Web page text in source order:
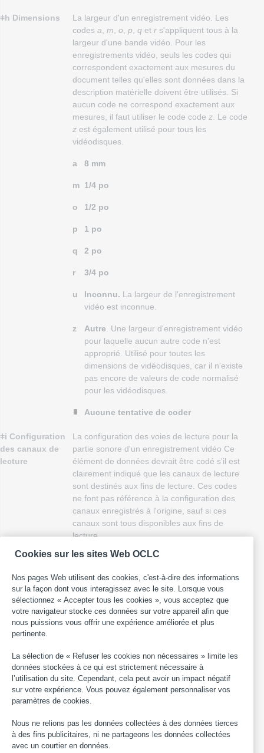
ǂh Dimensions
La largeur d'un enregistrement vidéo. Les
codes a m o p q et r s'appliquent tous à la
largeur d'une bande vidéo. Pour les
enregistrements vidéo, seuls les codes qui
correspondent exactement aux mesures du
document telles qu'elles sont données dans la
description matérielle doivent être utilisés. Si
aucun code ne correspond exactement aux
mesures, il faut utiliser le code code z . Le code
z est également utilisé pour tous les
vidéodisques.
a 8 mm
m 1/4 po
o 1/2 po
p 1 po
q 2 po
r 3/4 po
u Inconnu. La largeur de l'enregistrement
vidéo est inconnue.
z Autre . Une largeur d'enregistrement vidéo
pour laquelle aucun autre code n'est
approprié. Utilisé pour toutes les
dimensions de vidéodisques, car il n'existe
pas encore de valeurs de code normalisé
pour les vidéodisques.
Aucune tentative de coder
ǂi Configuration
des canaux de
lecture
La configuration des voies de lecture pour la
partie sonore d'un enregistrement vidéo Ce
élément de données devrait être codé s'il est
clairement indiqué que les canaux de lecture
sont destinés aux fins de lecture. Ces codes
ne font pas référence à la configuration des
canaux enregistrés à l'origine, sauf si ces
canaux sont tous disponibles aux fins de
lecture.
k Mixe.Plus d'une configuration des voies
disponible sur un enregistrement vidéo
simple. Citons entre autres en exemple
une bande possédant des pistes sonores
monophoniques et stéréophoniques.
enregistrement vidéo est configurée aux
fins de lecture sur une voie.
n Sans objet. L'enregistrement vidéo ne
comporte pas de son ou le son est sur un
son est distinct du support (la sous-zone
ǂf contient le codeb), la configuration des
canaux de lecture pour la piste sonore est
Cookies sur les sites Web OCLC
Nos pages Web utilisent des cookies, c'est-à-dire des informations
sur la façon dont vous interagissez avec le site. Lorsque vous
sélectionnez « Accepter tous les cookies », vous acceptez que
votre navigateur stocke ces données sur votre appareil afin que
nous puissions vous offrir une expérience améliorée et plus
pertinente.
La sélection de « Refuser les cookies non nécessaires » limite les
données stockées à ce qui est strictement nécessaire à
l’utilisation du site. Cependant, cela peut avoir un impact négatif
sur votre expérience. Vous pouvez également personnaliser vos
paramètres de cookies.
Nous ne relions pas les données collectées à des données tierces
à des fins publicitaires, ni ne partageons les données collectées
avec un courtier en données.